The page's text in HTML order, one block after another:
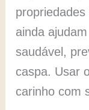
ainda
saudável,
caspa. Usar
carinho com